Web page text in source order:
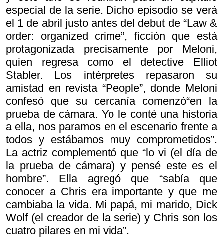
especial de la serie. Dicho episodio se verá
el 1 de abril justo antes del debut de “Law &
order: organized crime”, ficción que está
protagonizada precisamente por Meloni,
quien regresa como el detective Elliot
Stabler. Los intérpretes repasaron su
amistad en revista “People”, donde Meloni
confesó que su cercanía comenzó“en la
prueba de cámara. Yo le conté una historia
a ella, nos paramos en el escenario frente a
todos y estábamos muy comprometidos”.
La actriz complementó que “lo vi (el día de
la prueba de cámara) y pensé este es el
hombre”. Ella agregó que “sabía que
conocer a Chris era importante y que me
cambiaba la vida. Mi papá, mi marido, Dick
Wolf (el creador de la serie) y Chris son los
cuatro pilares en mi vida”.